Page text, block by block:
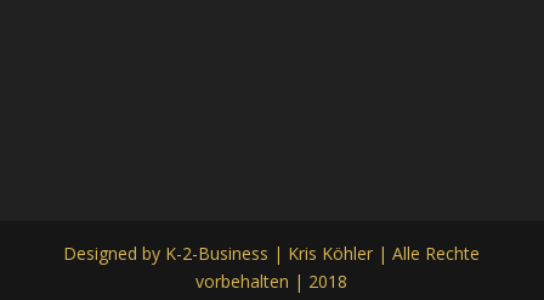
Designed by K-2-Business | Kris Köhler | Alle Rechte
vorbehalten | 2018